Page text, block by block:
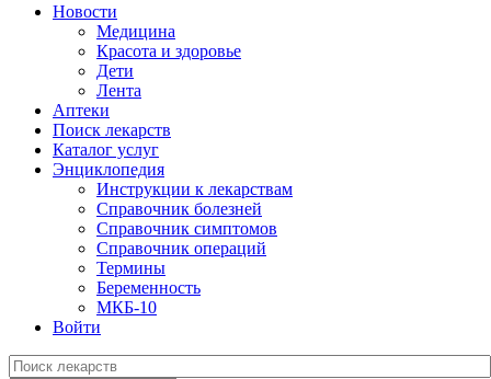
Новости
Медицина
Красота и здоровье
Дети
Лента
Аптеки
Поиск лекарств
Каталог услуг
Энциклопедия
Инструкции к лекарствам
Справочник болезней
Справочник симптомов
Справочник операций
Термины
Беременность
МКБ-10
Войти